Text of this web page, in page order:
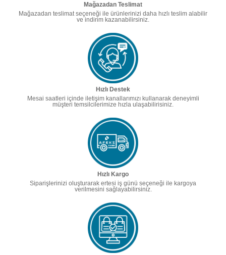
Mağazadan Teslimat
Mağazadan teslimat seçeneği ile ürünlerinizi daha hızlı teslim alabilir
ve indirim kazanabilirsiniz.
Hızlı Destek
Mesai saatleri içinde iletişim kanallarımızı kullanarak deneyimli
müşteri temsilcilerimize hızla ulaşabilirisiniz.
Hızlı Kargo
Siparişlerinizi oluşturarak ertesi iş günü seçeneği ile kargoya
verilmesini sağlayabilirsiniz.